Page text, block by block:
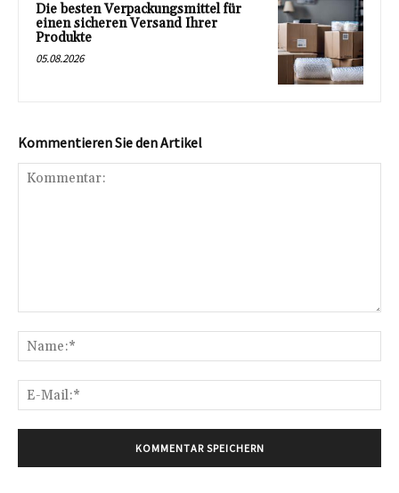
Die besten Verpackungsmittel für
einen sicheren Versand Ihrer
Produkte
05.08.2026
Kommentieren Sie den Artikel